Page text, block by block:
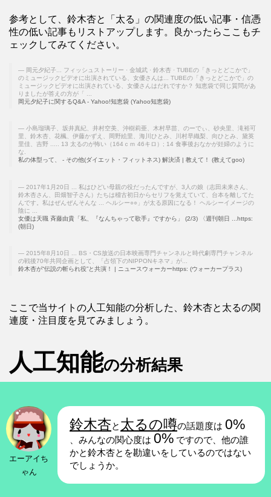
参考として、鈴木杏と「太る」の関連度の低い記事・信憑
性の低い記事もリストアップします。良かったらここもチ
ェックしてみてください。
岡元夕紀子... フィッシュストーリー · 金城武 · 鈴木杏 · TUBEの「きっとどこかで」
のミュージックビデオに出演されている、女優さんは... TUBEの「きっとどこかで」の
ミュージックビデオに出演されている、女優さんはだれですか？ 知恵袋で同じ質問があ
りましたが答えの方が「 ...
岡元夕紀子に関するQ&A - Yahoo!知恵袋 (Yahoo知恵袋)
小島瑠璃子、坂井真紀、井村空美、沖樹莉亜、木村早苗、のーでぃ、砂央里、滝裕可
里、鈴木杏、花楓、伊藤かずえ、岡野絵里、海川ひとみ、川村早織梨、向ひとみ、黛英
里佳、吉野 ..... 13 太るのが怖い（164ｃｍ 46キロ）; 14 食事後おなかが妊婦のように
な.
私の体型って、 - その他(ダイエット・フィットネス) 解決済 | 教えて！ (教えてgoo)
2017年1月20日 ... 私はひどい母親の役だったんですが、3人の娘（志田未来さん、
鈴木杏さん、田畑智子さん）たちは稽古初日からセリフを覚えていて、台本を離してた
んです。私はぜんぜんそんな ... ヘルシー○○」が太る原因になる！ ヘルシーイメージの
陰に ...
女優は天職 斉藤由貴「私、『なんちゃって歌手』ですから」 (2/3) 〈週刊朝日 ...https:
(朝日)
2015年8月10日 ... BS・CS放送の日本映画専門チャンネルと時代劇専門チャンネル
の戦後70年共同企画として、「占領下のNIPPONキネマ」が...
鈴木杏が“伝説の斬られ役”と共演！ | ニュースウォーカーhttps: (ウォーカープラス)
ここで当サイトの人工知能の分析した、鈴木杏と太るの関
連度・注目度を見てみましょう。
人工知能の分析結果
エーアイち
ゃん
鈴木杏と 太るの噂の話題度は 0%
、みんなの関心度は 0% ですので、他の誰
かと鈴木杏とを勘違いをしているのではない
でしょうか。